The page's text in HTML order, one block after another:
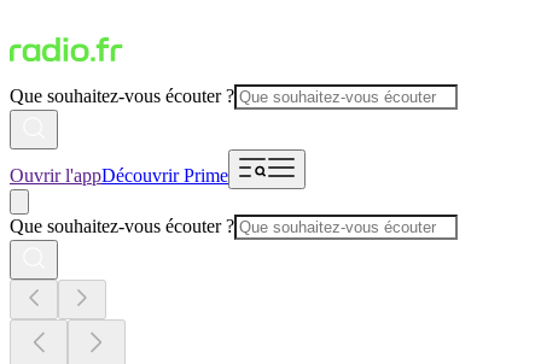
Que souhaitez-vous écouter ?
Ouvrir l'appDécouvrir Prime
Que souhaitez-vous écouter ?